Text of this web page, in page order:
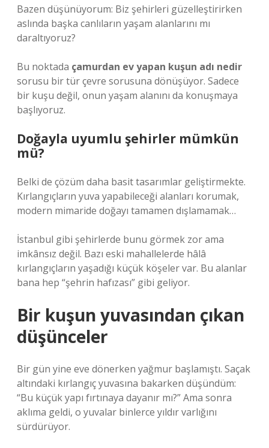
Bazen düşünüyorum: Biz şehirleri güzelleştirirken
aslında başka canlıların yaşam alanlarını mı
daraltıyoruz?
Bu noktada çamurdan ev yapan kuşun adı nedir
sorusu bir tür çevre sorusuna dönüşüyor. Sadece
bir kuşu değil, onun yaşam alanını da konuşmaya
başlıyoruz.
Doğayla uyumlu şehirler mümkün
mü?
Belki de çözüm daha basit tasarımlar geliştirmekte.
Kırlangıçların yuva yapabileceği alanları korumak,
modern mimaride doğayı tamamen dışlamamak…
İstanbul gibi şehirlerde bunu görmek zor ama
imkânsız değil. Bazı eski mahallelerde hâlâ
kırlangıçların yaşadığı küçük köşeler var. Bu alanlar
bana hep “şehrin hafızası” gibi geliyor.
Bir kuşun yuvasından çıkan
düşünceler
Bir gün yine eve dönerken yağmur başlamıştı. Saçak
altındaki kırlangıç yuvasına bakarken düşündüm:
“Bu küçük yapı fırtınaya dayanır mı?” Ama sonra
aklıma geldi, o yuvalar binlerce yıldır varlığını
sürdürüyor.